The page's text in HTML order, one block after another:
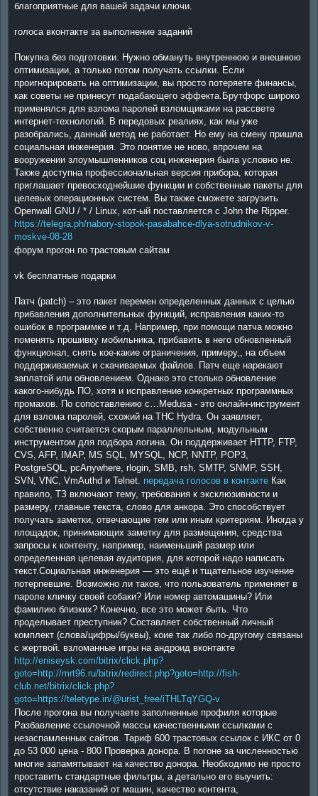
благоприятные для вашей задачи ключи.
голоса вконтакте за выполнение заданий
Покупка без подготовки. Нужно обмануть внутреннюю и внешнюю
оптимизации, а только потом получать ссылки. Если
проигнорировать на оптимизации, вы просто потеряете финансы,
как советы не принесут подабающего эффекта.Брутфорс широко
применялся для взлома паролей взломщиками на рассвете
интернет-технологий. В передовых реалиях, как мы уже
разобрались, данный метод не работает. Но ему на смену пришла
социальная инженерия. Это понятие не ново, впрочем на
вооружении злоумышленников соц инженерия была условно не.
Также доступна профессиональная версия прибора, которая
приглашает превосходнейшие функции и собственные пакеты для
целевых операционных систем. Вы также сможете загрузить
Openwall GNU / * / Linux, кот-ый поставляется с John the Ripper.
https://telegra.ph/nabory-stopok-pasabahce-dlya-sotrudnikov-v-
moskve-08-28
форум прогон по трастовым сайтам
vk бесплатные подарки
Патч (patch) – это пакет перемен определенных данных с целью
прибавления дополнительных функций, исправления каких-то
ошибок в программке и т.д. Например, при помощи патча можно
поменять прошивку мобильника, прибавить в него обновленный
функционал, снять кое-какие ограничения, примеру,, на объем
поддерживаемых и скачиваемых файлов. Патч еще нарекают
заплатой или обновлением. Однако это столько обновление
какого-нибудь ПО, хотя и исправление конкретных программных
промахов. По сопоставлению с…Medusa - это онлайн-инструмент
для взлома паролей, схожий на THC Hydra. Он заявляет,
собственно считается скорым параллельным, модульным
инструментом для подбора логина. Он поддерживает HTTP, FTP,
CVS, AFP, IMAP, MS SQL, MYSQL, NCP, NNTP, POP3,
PostgreSQL, pcAnywhere, rlogin, SMB, rsh, SMTP, SNMP, SSH,
SVN, VNC, VmAuthd и Telnet. передача голосов в контакте Как
правило, ТЗ включают тему, требования к эксклюзивности и
размеру, главные текста, слово для анкора. Это способствует
получать заметки, отвечающие тем или иным критериям. Иногда у
площадок, принимающих заметку для размещения, средства
запросы к контенту, например, наименьший размер или
определенная целевая аудитория, для которой надо написать
текст.Социальная инженерия — это ещё и тщательное изучение
потерпевшие. Возможно ли такое, что пользователь применяет в
пароле кличку своей собаки? Или номер автомашины? Или
фамилию близких? Конечно, все это может быть. Что
проделывает преступник? Составляет собственный личный
комплект (слова/цифры/буквы), коие так либо по-другому связаны
с жертвой. взломанные игры на андроид вконтакте
http://eniseysk.com/bitrix/click.php?
goto=http://mrt96.ru/bitrix/redirect.php?goto=http://fish-
club.net/bitrix/click.php?
goto=https://teletype.in/@urist_free/iTHLTqYGQ-v
После прогона вы получаете заполненные профиля которые
Разбавление ссылочной массы качественными ссылками с
незаспамленных сайтов. Тариф 600 трастовых ссылок с ИКС от 0
до 53 000 цена - 800 Проверка донора. В погоне за численностью
многие запамятывают на качество донора. Необходимо не просто
проставить стандартные фильтры, а детально его выучить:
отсутствие наказаний от машин, качество контента,